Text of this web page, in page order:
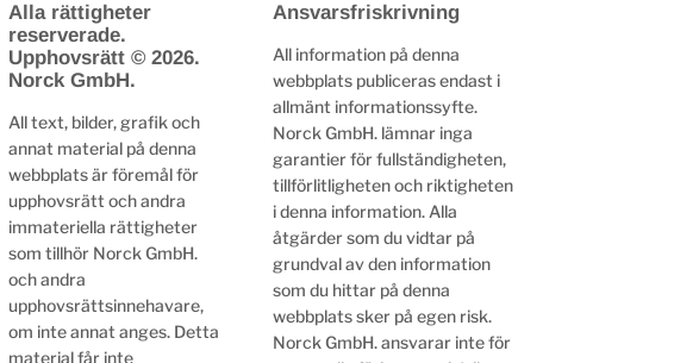
Alla rättigheter
reserverade.
Upphovsrätt © 2026.
Norck GmbH.
All text, bilder, grafik och
annat material på denna
webbplats är föremål för
upphovsrätt och andra
immateriella rättigheter
som tillhör Norck GmbH.
och andra
upphovsrättsinnehavare,
om inte annat anges. Detta
material får inte
Ansvarsfriskrivning
All information på denna
webbplats publiceras endast i
allmänt informationssyfte.
Norck GmbH. lämnar inga
garantier för fullständigheten,
tillförlitligheten och riktigheten
i denna information. Alla
åtgärder som du vidtar på
grundval av den information
som du hittar på denna
webbplats sker på egen risk.
Norck GmbH. ansvarar inte för